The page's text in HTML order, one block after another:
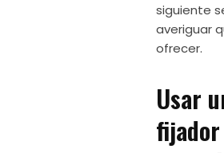
siguiente
averiguar
ofrecer.
Usar